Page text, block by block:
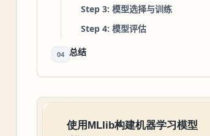
Step 3: 模型选择与训练
Step 4: 模型评估
04 总结